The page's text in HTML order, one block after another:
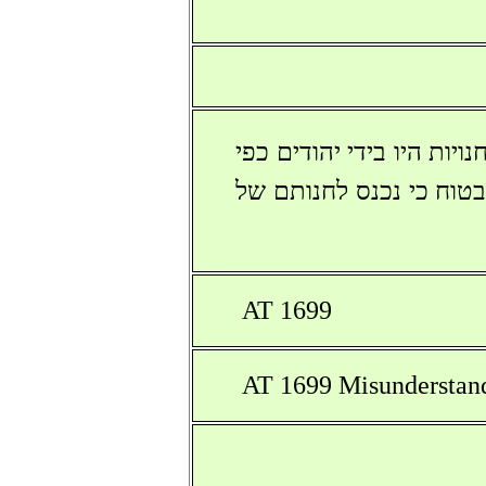
היו בידי יהודים כפי
כי נכנס לחנותם של
AT 1699
AT 1699